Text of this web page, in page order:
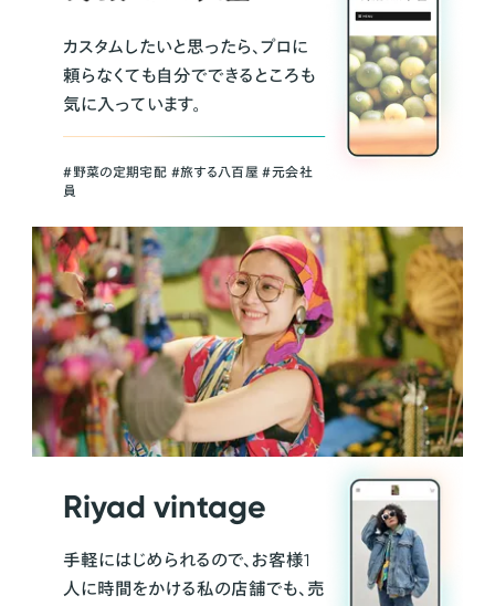
カスタムしたいと思ったら、プロに
頼らなくても自分でできるところも
気に入っています。
＃野菜の定期宅配 ＃旅する八百屋 ＃元会社
員
Riyad vintage
手軽にはじめられるので、お客様1
人に時間をかける私の店舗でも、売